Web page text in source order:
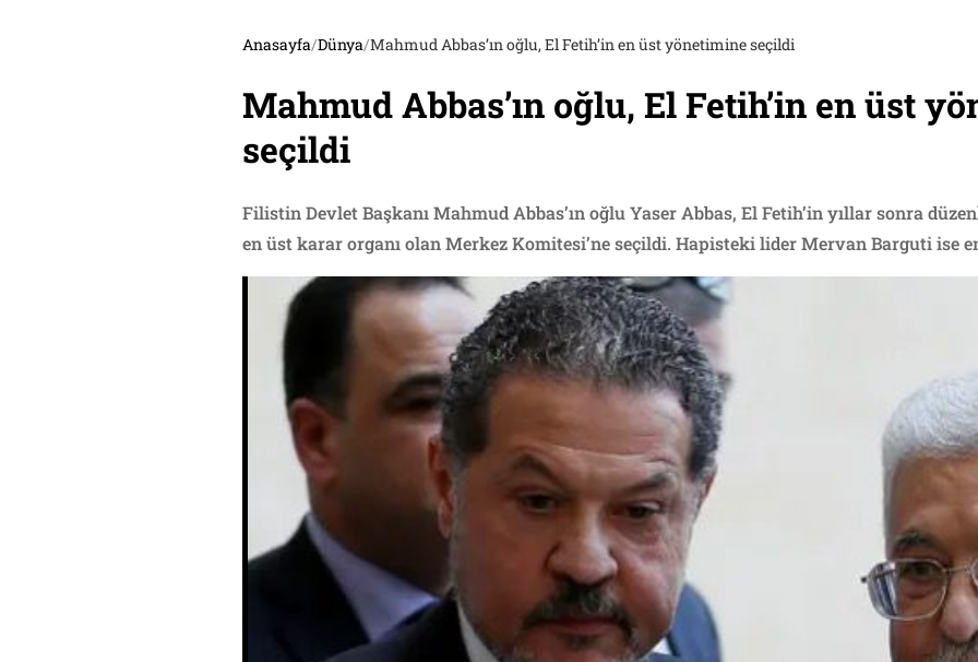
Anasayfa/Dünya/Mahmud Abbas’ın oğlu, El Fetih’in en üst yönetimine seçildi
Mahmud Abbas’ın oğlu, El Fetih’in en üst
seçildi
Filistin Devlet Başkanı Mahmud Abbas’ın oğlu Yaser Abbas, El Fetih’in yıllar sonra
en üst karar organı olan Merkez Komitesi’ne seçildi. Hapisteki lider Mervan Barguti ise